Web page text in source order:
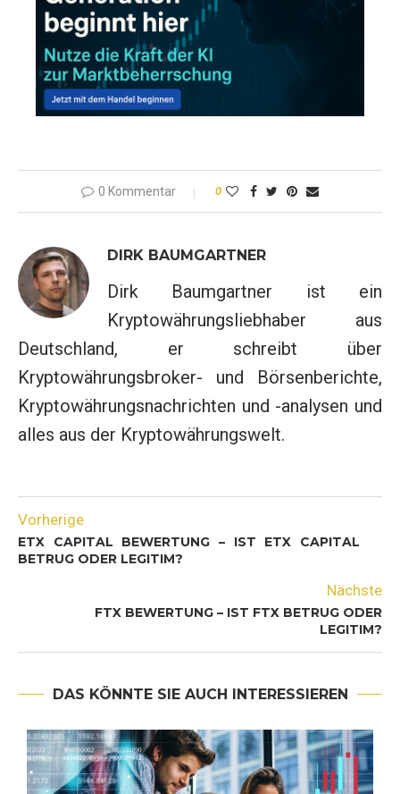
0 Kommentar 0
DIRK BAUMGARTNER
Dirk Baumgartner ist ein
Kryptowährungsliebhaber aus
Deutschland, er schreibt über
Kryptowährungsbroker- und Börsenberichte,
Kryptowährungsnachrichten und -analysen und
alles aus der Kryptowährungswelt.
Vorherige
ETX CAPITAL BEWERTUNG – IST ETX CAPITAL
BETRUG ODER LEGITIM?
Nächste
FTX BEWERTUNG – IST FTX BETRUG ODER
LEGITIM?
DAS KÖNNTE SIE AUCH INTERESSIEREN